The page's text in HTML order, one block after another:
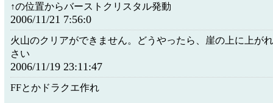
↑の位置からバーストクリスタル発動
2006/11/21 7:56:0
火山のクリアができません。どうやったら、崖の上に上が
さい
2006/11/19 23:11:47
FFとかドラクエ作れ